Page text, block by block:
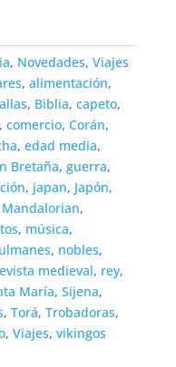
, Novedades, Viajes
, alimentación,
, Biblia, capeto,
comercio, Corán,
, edad media,
Bretaña, guerra,
, japan, Japón,
Mandalorian,
, música,
, nobles,
medieval, rey,
María, Sijena,
, Torá, Trobadoras,
, Viajes, vikingos